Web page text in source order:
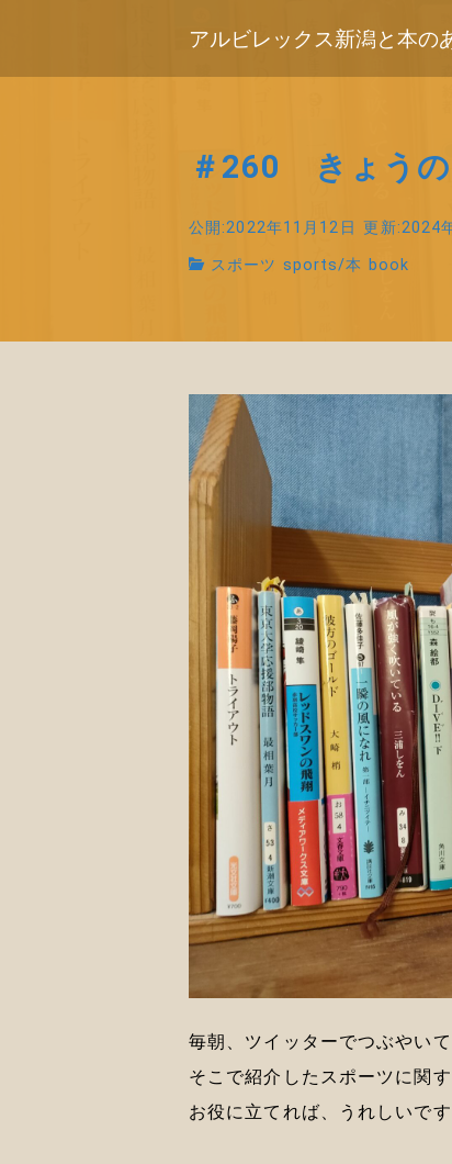
アルビレックス新潟と本の
＃260 きょうの
公開:2022年11月12日 更新:2024
スポーツ sports/本 book
毎朝、ツイッターでつぶやい
そこで紹介したスポーツに関
お役に立てれば、うれしいです